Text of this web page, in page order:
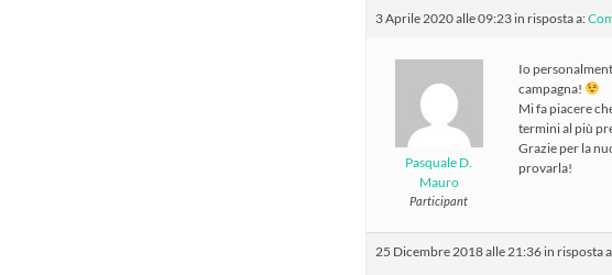
3 Aprile 2020 alle 09:23 in risposta a:
Pasquale D.
Mauro
Participant
Io
campagna!
Mi fa piacere
termini al più
Grazie per la
provarla!
25 Dicembre 2018 alle 21:36 in risposta